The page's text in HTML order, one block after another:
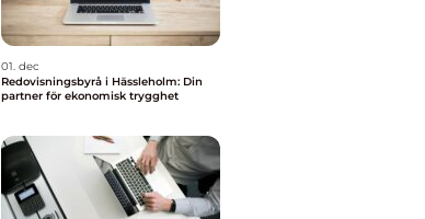
01. dec
Redovisningsbyrå i Hässleholm: Din
partner för ekonomisk trygghet